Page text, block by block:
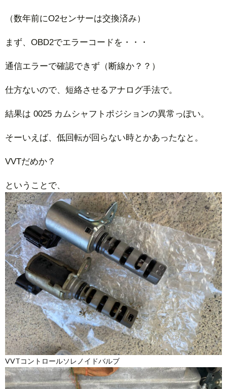
（数年前にO2センサーは交換済み）
まず、OBD2でエラーコードを・・・
通信エラーで確認できず（断線か？？）
仕方ないので、短絡させるアナログ手法で。
結果は 0025 カムシャフトポジションの異常っぽい。
そーいえば、低回転が回らない時とかあったなと。
VVTだめか？
ということで、
VVTコントロールソレノイドバルブ